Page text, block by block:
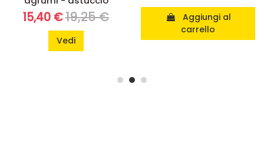
15,40 €19,25 €
Vedi
carrello